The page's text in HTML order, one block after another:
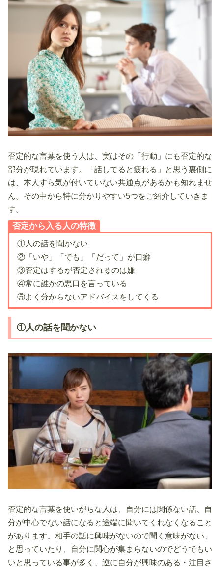
否定的な言葉を使う人は、実はその「行動」にも否定的な
部分が現れています。「話してると疲れる」と思う裏側に
は、本人すら気が付いていない共通点があるかも知れませ
ん。その中から特に分かりやすい5つをご紹介していきま
す。
否定から入る人の特徴
①人の話を聞かない
②「いや」「でも」「だって」が口癖
③否定はするが否定されるのは嫌
④常に誰かの悪口を言っている
⑤よく分からないアドバイスをしてくる
①人の話を聞かない
否定的な言葉を使いがちな人は、自分には関係ない話、自
分が中心でない話になると途端に聞いてくれなくなること
があります。相手の話に興味がないので聞く意味がない、
と思っていたり、自分に関心が集まらないのでどうでもい
いと思っている事が多く、逆に自分が興味のある・注目さ